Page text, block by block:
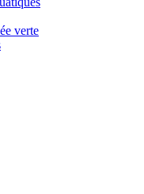
verte